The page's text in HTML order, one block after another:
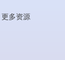
更多资源